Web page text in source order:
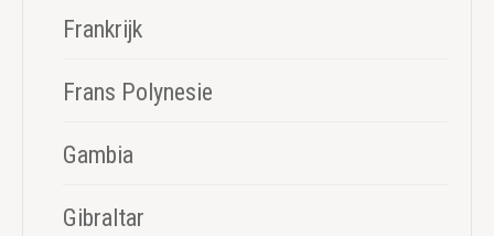
Frankrijk
Frans Polynesie
Gambia
Gibraltar